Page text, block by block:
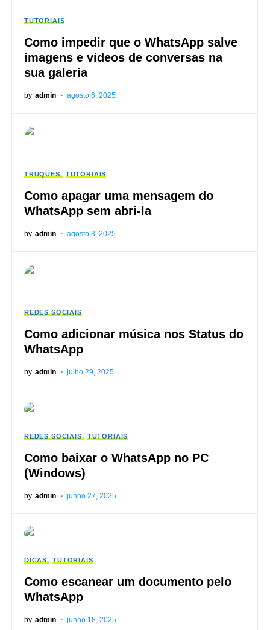
TUTORIAIS
Como impedir que o WhatsApp salve
imagens e vídeos de conversas na
sua galeria
by admin agosto 6, 2025
TRUQUES TUTORIAIS
Como apagar uma mensagem do
WhatsApp sem abri-la
by admin agosto 3, 2025
REDES SOCIAIS
Como adicionar música nos Status do
WhatsApp
by admin julho 29, 2025
REDES SOCIAIS TUTORIAIS
Como baixar o WhatsApp no PC
(Windows)
by admin junho 27, 2025
DICAS TUTORIAIS
Como escanear um documento pelo
WhatsApp
by admin junho 18, 2025